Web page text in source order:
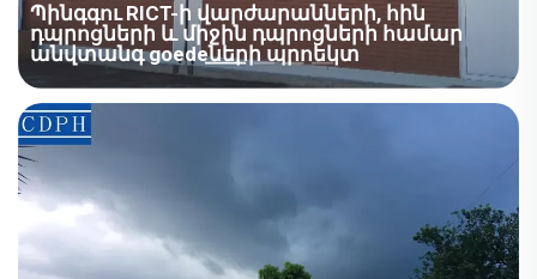
Պինգգու RICT-ի վարժարանների, հին
դպրոցների և միջին դպրոցների համար
անվտանգ goedeների պրոեկտ
Տարածաշրջան՝ Ասիա / Չինաստան, Սենյակի տեսակ՝
Մոդուլային տուն, Ոլորտ՝ Կրթություն, Մակերես՝ 100–
1000 մ², Իրավիճակներ՝ Դասասենյակ, Գրասենյակ,
Ժամանակ՝ 2020 թ., Նախագծի նկարագրություն՝
Նախագծի ֆոնը՝ Պեկինում համավարակի
կանխարգելման միջոցառումներից հետո դպրոցների